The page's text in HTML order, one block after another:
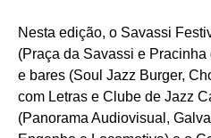
Nesta edição, o Savassi
(Praça da Savassi e
e bares (Soul Jazz Burger,
com Letras e Clube de Jazz
(Panorama Audiovisual,